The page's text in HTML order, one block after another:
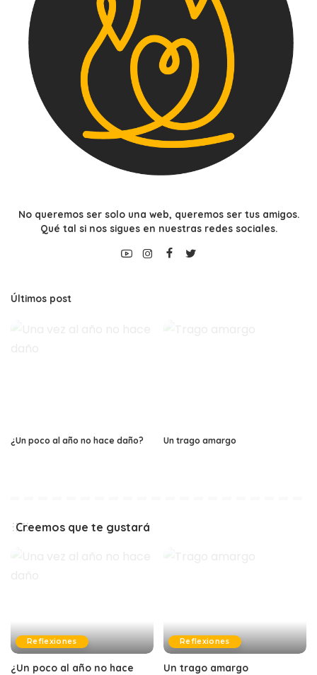
No queremos ser solo una web, queremos ser tus amigos.
Qué tal si nos sigues en nuestras redes sociales.
Últimos post
¿Un poco al año no hace daño? Un trago amargo
Creemos que te gustará
Reflexiones
¿Un poco al año no hace
Reflexiones
Un trago amargo